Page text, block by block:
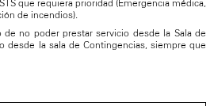
que requiera prioridad (Emergencia médica,
de incendios).
de no poder prestar servicio desde la Sala de
desde la sala de Contingencias, siempre que